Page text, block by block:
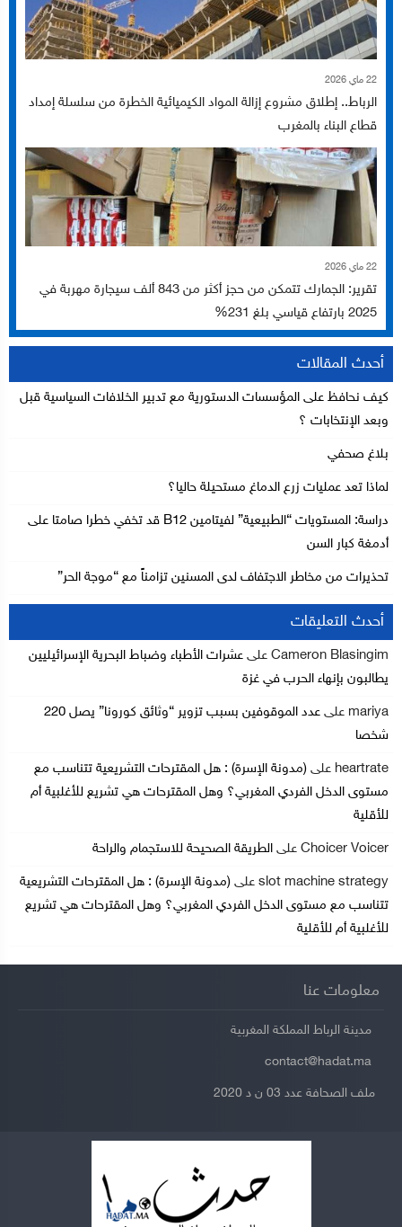
22 ماي 2026
الرباط.. إطلاق مشروع إزالة المواد الكيميائية الخطرة من سلسلة إمداد
قطاع البناء بالمغرب
22 ماي 2026
تقرير: الجمارك تتمكن من حجز أكثر من 843 ألف سيجارة مهربة في
2025 بارتفاع قياسي بلغ 231%
أحدث المقالات
كيف نحافظ على المؤسسات الدستورية مع تدبير الخلافات السياسية قبل
وبعد الإنتخابات ؟
بلاغ صحفي
لماذا تعد عمليات زرع الدماغ مستحيلة حاليا؟
دراسة: المستويات “الطبيعية” لفيتامين B12 قد تخفي خطرا صامتا على
أدمغة كبار السن
تحذيرات من مخاطر الاجتفاف لدى المسنين تزامناً مع “موجة الحر”
أحدث التعليقات
Cameron Blasingim على عشرات الأطباء وضباط البحرية الإسرائيليين
يطالبون بإنهاء الحرب في غزة
mariya على
عدد الموقوفين بسبب تزوير “وثائق كورونا” يصل 220
شخصا
heartrate على (مدونة الإسرة) : هل المقترحات التشريعية تتناسب مع
مستوى الدخل الفردي المغربي؟ وهل المقترحات هي تشريع للأغلبية أم
للأقلية
Choicer Voicer على الطريقة الصحيحة للاستجمام والراحة
slot machine strategy على (مدونة الإسرة) : هل المقترحات التشريعية
تتناسب مع مستوى الدخل الفردي المغربي؟ وهل المقترحات هي تشريع
للأغلبية أم للأقلية
معلومات عنا
مدينة الرباط المملكة المغربية
ملف الصحافة عدد 03 ن د 2020